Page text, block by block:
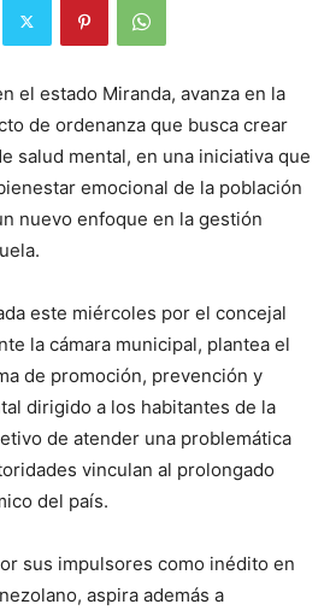
el estado Miranda, avanza en la
de ordenanza que busca crear
salud mental, en una iniciativa que
emocional de la población
nuevo enfoque en la gestión
este miércoles por el concejal
la cámara municipal, plantea el
de promoción, prevención y
dirigido a los habitantes de la
de atender una problemática
vinculan al prolongado
del país.
sus impulsores como inédito en
aspira además a